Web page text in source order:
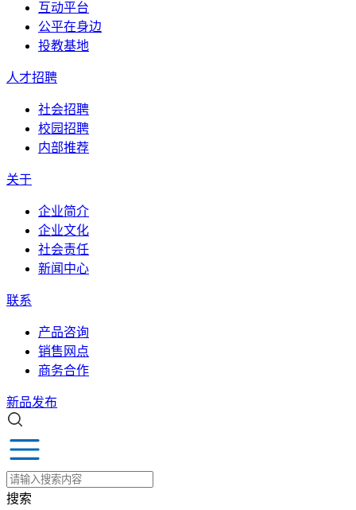
互动平台
公平在身边
投教基地
人才招聘
社会招聘
校园招聘
内部推荐
关于
企业简介
企业文化
社会责任
新闻中心
联系
产品咨询
销售网点
商务合作
新品发布
搜索